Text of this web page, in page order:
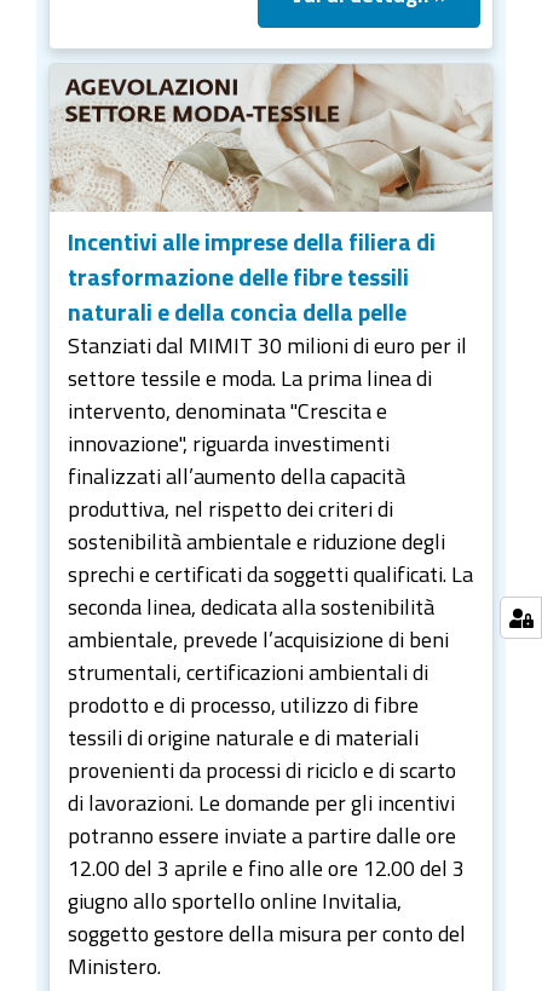
Incentivi alle imprese della filiera di
trasformazione delle fibre tessili
naturali e della concia della pelle
Stanziati dal MIMIT 30 milioni di euro per il
settore tessile e moda. La prima linea di
intervento, denominata "Crescita e
innovazione", riguarda investimenti
finalizzati all’aumento della capacità
produttiva, nel rispetto dei criteri di
sostenibilità ambientale e riduzione degli
sprechi e certificati da soggetti qualificati. La
seconda linea, dedicata alla sostenibilità
ambientale, prevede l’acquisizione di beni
strumentali, certificazioni ambientali di
prodotto e di processo, utilizzo di fibre
tessili di origine naturale e di materiali
provenienti da processi di riciclo e di scarto
di lavorazioni. Le domande per gli incentivi
potranno essere inviate a partire dalle ore
12.00 del 3 aprile e fino alle ore 12.00 del 3
giugno allo sportello online Invitalia,
soggetto gestore della misura per conto del
Ministero.